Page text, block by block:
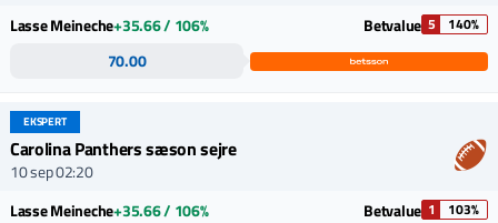
Lasse Meineche+35.66 / 106% Betvalue 5 140%
70.00
EKSPERT
Carolina Panthers sæson sejre
10 sep 02:20
Lasse Meineche+35.66 / 106% Betvalue 1 103%